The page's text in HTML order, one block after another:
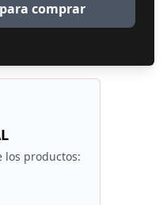
comprar
los productos: